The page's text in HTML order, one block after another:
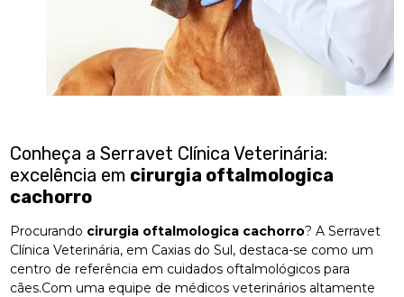
Conheça a Serravet Clínica Veterinária:
excelência em cirurgia oftalmologica
cachorro
Procurando cirurgia oftalmologica cachorro? A Serravet
Clínica Veterinária, em Caxias do Sul, destaca-se como um
centro de referência em cuidados oftalmológicos para
cães.Com uma equipe de médicos veterinários altamente